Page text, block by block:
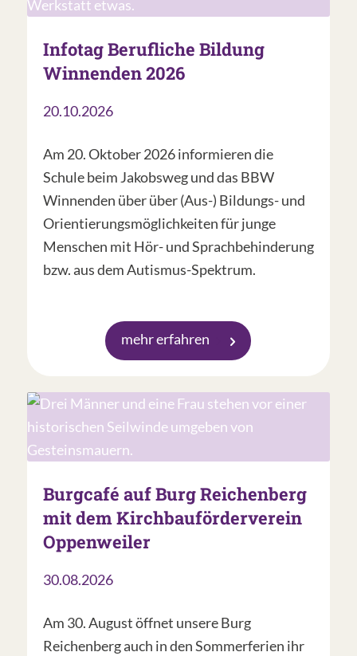
Infotag Berufliche Bildung
Winnenden 2026
20.10.2026
Am 20. Oktober 2026 informieren die
Schule beim Jakobsweg und das BBW
Winnenden über über (Aus-) Bildungs- und
Orientierungsmöglichkeiten für junge
Menschen mit Hör- und Sprachbehinderung
bzw. aus dem Autismus-Spektrum.
mehr erfahren
Burgcafé auf Burg Reichenberg
mit dem Kirchbauförderverein
Oppenweiler
30.08.2026
Am 30. August öffnet unsere Burg
Reichenberg auch in den Sommerferien ihr